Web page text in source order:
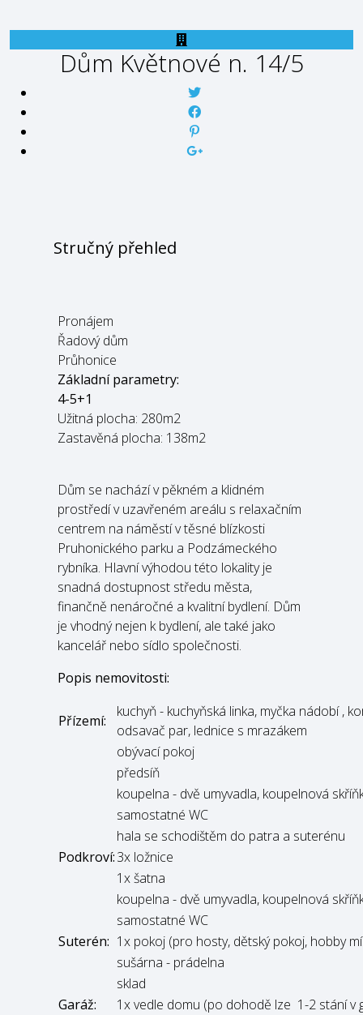
Dům Květnové n. 14/5
Stručný přehled
Pronájem
Řadový dům
Průhonice
Základní parametry:
4-5+1
Užitná plocha: 280m2
Zastavěná plocha: 138m2
Dům se nachází v pěkném a klidném
prostředí v uzavřeném areálu s relaxačním
centrem na náměstí v těsné blízkosti
Pruhonického parku a Podzámeckého
rybníka. Hlavní výhodou této lokality je
snadná dostupnost středu města,
finančně nenáročné a kvalitní bydlení. Dům
je vhodný nejen k bydlení, ale také jako
kancelář nebo sídlo společnosti.
Popis nemovitosti:
Přízemí:
kuchyň - kuchyňská linka, myčka nádobí ,
odsavač par, lednice s mrazákem
obývací pokoj
předsíň
koupelna - dvě umyvadla, koupelnová
samostatné WC
hala se schodištěm do patra a suterénu
Podkroví:3x ložnice
1x šatna
koupelna - dvě umyvadla, koupelnová
samostatné WC
Suterén: 1x pokoj (pro hosty, dětský pokoj, hobby
sušárna - prádelna
sklad
Garáž:
1x vedle domu (po dohodě lze 1-2 stání v